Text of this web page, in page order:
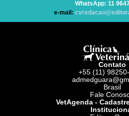
WhatsApp: 11
e-mail:
Contato
+55 (11)
Brasil
Fale
VetAgenda -